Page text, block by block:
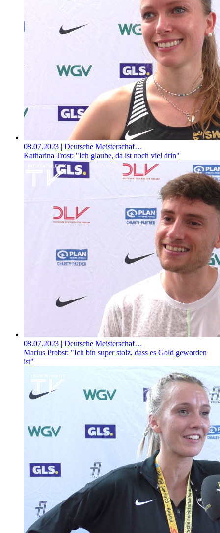
08.07.2023 | Deutsche Meisterschaf…
Katharina Trost: "Ich glaube, da ist noch viel drin"
08.07.2023 | Deutsche Meisterschaf…
Marius Probst: "Ich bin super stolz, dass es Gold geworden
ist"